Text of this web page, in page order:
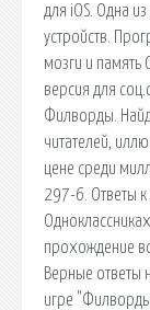
для iOS. Одна
устройств.
мозги и память
версия для
Филворды.
читателей,
цене среди
297-6. Ответы
прохождение
Верные ответы
игре